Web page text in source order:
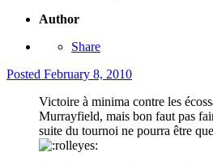
Author
Share
Posted February 8, 2010
Victoire à minima contre les
Murrayfield, mais bon faut pas
suite du tournoi ne pourra être